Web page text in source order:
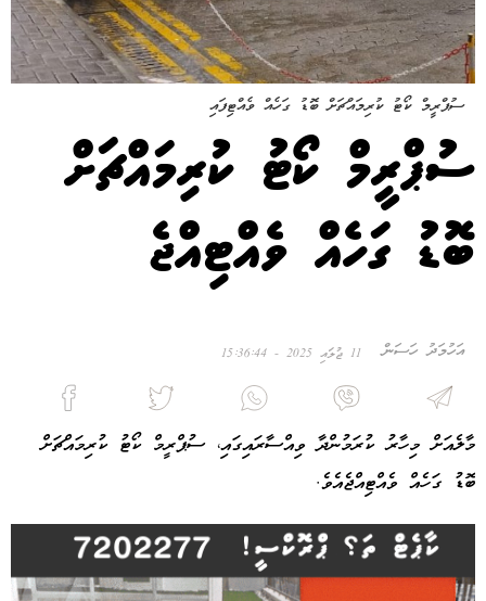
ސުޕްރީމް ކޯޓު ކުރިމައްޗަށް ބޮޑު ގަހެއް ވެއްޓިފައި
ސުޕްރީމް ކޯޓު ކުރިމައްޗަށް
ބޮޑު ގަހެއް ވެއްޓިއްޖެ
އަހުމަދު ހަސަން 11 ޖުލައި 2025 - 15:36:44
މާލެއަށް މިހާރު ކުރަމުންދާ ވިއްސާރައިގައި، ސުޕްރީމް ކޯޓު ކުރިމައްޗަށް
ބޮޑު ގަހެއް ވެއްޓިއްޖެއެވެ.